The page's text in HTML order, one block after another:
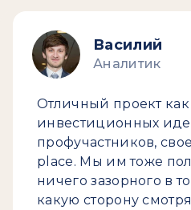
Василий
Аналитик
Отличный проект как
инвестиционных
профучастников,
place. Мы им тоже
ничего зазорного в
какую сторону